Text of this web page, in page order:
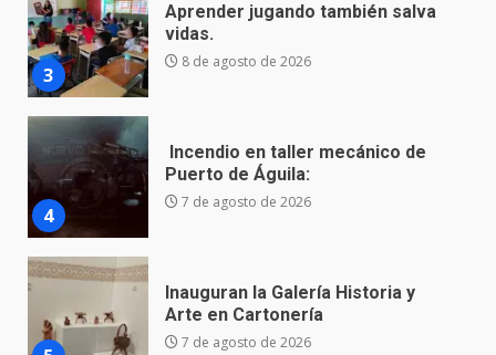
4
Incendio en taller mecánico de
Puerto de Águila:
7 de agosto de 2026
5
Inauguran la Galería Historia y
Arte en Cartonería
7 de agosto de 2026
Valle de Santiago refuerza
seguridad con nuevas unidades
7 de agosto de 2026